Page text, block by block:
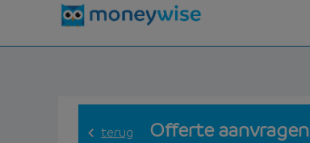
terug Offerte aanvragen